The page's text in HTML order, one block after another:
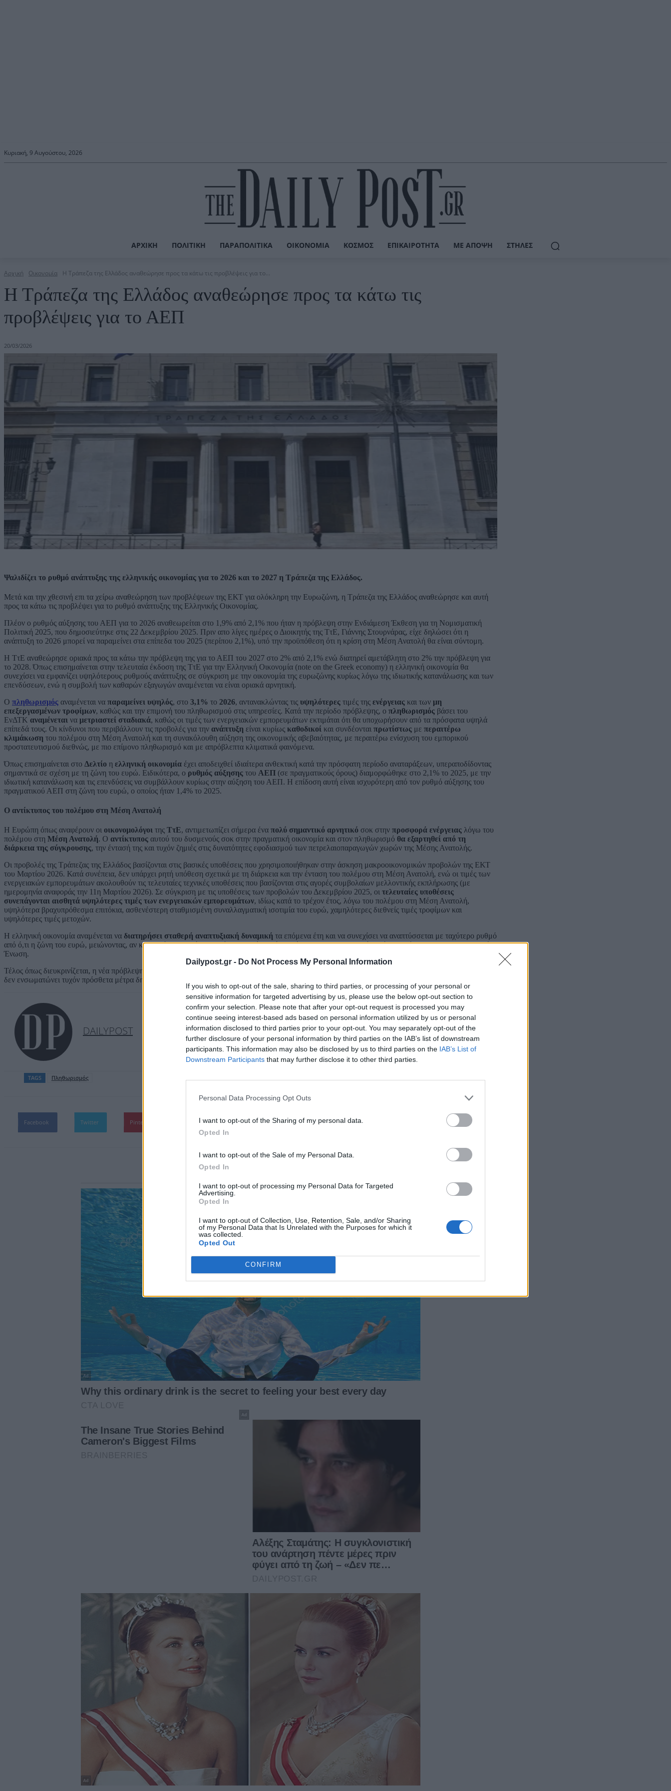
Dailypost.gr - Do Not Process My Personal Information
If you wish to opt-out of the sale, sharing to third parties, or processing of your personal or
sensitive information for targeted advertising by us, please use the below opt-out section to
confirm your selection. Please note that after your opt-out request is processed you may
continue seeing interest-based ads based on personal information utilized by us or personal
information disclosed to third parties prior to your opt-out. You may separately opt-out of the
further disclosure of your personal information by third parties on the IAB’s list of downstream
participants. This information may also be disclosed by us to third parties on the IAB’s List of
Downstream Participants that may further disclose it to other third parties.
Personal Data Processing Opt Outs
I want to opt-out of the Sharing of my personal data.
Opted In
I want to opt-out of the Sale of my Personal Data.
Opted In
I want to opt-out of processing my Personal Data for Targeted
Advertising.
Opted In
I want to opt-out of Collection, Use, Retention, Sale, and/or Sharing
of my Personal Data that Is Unrelated with the Purposes for which it
was collected.
Opted Out
CONFIRM
Κυριακή, 9 Αυγούστου, 2026
ΑΡΧΙΚΉ ΠΟΛΙΤΙΚΉ ΠΑΡΑΠΟΛΙΤΙΚΆ ΟΙΚΟΝΟΜΊΑ ΚΌΣΜΟΣ ΕΠΙΚΑΙΡΌΤΗΤΑ ΜΕ ΆΠΟΨΗ ΣΤΉΛΕΣ
Αρχική Οικονομία Η Τράπεζα της Ελλάδος αναθεώρησε προς τα κάτω τις προβλέψεις για το...
Η Τράπεζα της Ελλάδος αναθεώρησε προς τα κάτω τις
προβλέψεις για το ΑΕΠ
20/03/2026
Ψαλιδίζει το ρυθμό ανάπτυξης της ελληνικής οικονομίας για το 2026 και το 2027 η Τράπεζα της Ελλάδος.
Μετά και την χθεσινή επι τα χείρω αναθεώρηση των προβλέψεων της ΕΚΤ για ολόκληρη την Ευρωζώνη, η Τράπεζα της Ελλάδος αναθεώρησε και αυτή
προς τα κάτω τις προβλέψει για το ρυθμό ανάπτυξης της Ελληνικής Οικονομίας.
Πλέον ο ρυθμός αύξησης του ΑΕΠ για το 2026 αναθεωρείται στο 1,9% από 2,1% που ήταν η πρόβλεψη στην Ενδιάμεση Έκθεση για τη Νομισματική
Πολιτική 2025, που δημοσιεύτηκε στις 22 Δεκεμβρίου 2025. Πριν απο λίγες ημέρες ο Διοικητής της ΤτΕ, Γιάννης Στουρνάρας, είχε δηλώσει ότι η
ανάπτυξη το 2026 μπορεί να παραμείνει στα επίπεδα του 2025 (περίπου 2,1%), υπό την προϋπόθεση ότι η κρίση στη Μέση Ανατολή θα είναι σύντομη.
Η ΤτΕ αναθεώρησε οριακά προς τα κάτω την πρόβλεψη της για το ΑΕΠ του 2027 στο 2% από 2,1% ενώ διατηρεί αμετάβλητη στο 2% την πρόβλεψη για
το 2028. Όπως επισημαίνεται στην τελευταία έκδοση της ΤτΕ για την Ελληνική Οικονομία (note on the Greek economy) η ελληνική οικονομία θα
συνεχίσει να εμφανίζει υψηλότερους ρυθμούς ανάπτυξης σε σύγκριση με την οικονομία της ευρωζώνης κυρίως λόγω της ιδιωτικής κατανάλωσης και των
επενδύσεων, ενώ η συμβολή των καθαρών εξαγωγών αναμένεται να είναι οριακά αρνητική.
Ο πληθωρισμός αναμένεται να παραμείνει υψηλός, στο 3,1% το 2026, αντανακλώντας τις υψηλότερες τιμές της ενέργειας και των μη
επεξεργασμένων τροφίμων, καθώς και την επιμονή του πληθωρισμού στις υπηρεσίες. Κατά την περίοδο πρόβλεψης, ο πληθωρισμός βάσει του
ΕνΔΤΚ αναμένεται να μετριαστεί σταδιακά, καθώς οι τιμές των ενεργειακών εμπορευμάτων εκτιμάται ότι θα υποχωρήσουν από τα πρόσφατα υψηλά
επίπεδά τους. Οι κίνδυνοι που περιβάλλουν τις προβολές για την ανάπτυξη είναι κυρίως καθοδικοί και συνδέονται πρωτίστως με περαιτέρω
κλιμάκωση του πολέμου στη Μέση Ανατολή και τη συνακόλουθη αύξηση της οικονομικής αβεβαιότητας, με περαιτέρω ενίσχυση του εμπορικού
προστατευτισμού διεθνώς, με πιο επίμονο πληθωρισμό και με απρόβλεπτα κλιματικά φαινόμενα.
Όπως επισημαίνεται στο Δελτίο η ελληνική οικονομία έχει αποδειχθεί ιδιαίτερα ανθεκτική κατά την πρόσφατη περίοδο αναταράξεων, υπεραποδίδοντας
σημαντικά σε σχέση με τη ζώνη του ευρώ. Ειδικότερα, ο ρυθμός αύξησης του ΑΕΠ (σε πραγματικούς όρους) διαμορφώθηκε στο 2,1% το 2025, με την
ιδιωτική κατανάλωση και τις επενδύσεις να συμβάλλουν κυρίως στην αύξηση του ΑΕΠ. Η επίδοση αυτή είναι ισχυρότερη από τον ρυθμό αύξησης του
πραγματικού ΑΕΠ στη ζώνη του ευρώ, ο οποίος ήταν 1,4% το 2025.
Ο αντίκτυπος του πολέμου στη Μέση Ανατολή
Η Ευρώπη όπως αναφέρουν οι οικονομολόγοι της ΤτΕ, αντιμετωπίζει σήμερα ένα πολύ σημαντικό αρνητικό σοκ στην προσφορά ενέργειας λόγω του
πολέμου στη Μέση Ανατολή. Ο αντίκτυπος αυτού του δυσμενούς σοκ στην πραγματική οικονομία και στον πληθωρισμό θα εξαρτηθεί από τη
διάρκεια της σύγκρουσης, την έντασή της και τυχόν ζημιές στις δυνατότητες εφοδιασμού των πετρελαιοπαραγωγών χωρών της Μέσης Ανατολής.
Οι προβολές της Τράπεζας της Ελλάδος βασίζονται στις βασικές υποθέσεις που χρησιμοποιήθηκαν στην άσκηση μακροοικονομικών προβολών της ΕΚΤ
του Μαρτίου 2026. Κατά συνέπεια, δεν υπάρχει ρητή υπόθεση σχετικά με τη διάρκεια και την ένταση του πολέμου στη Μέση Ανατολή, ενώ οι τιμές των
ενεργειακών εμπορευμάτων ακολουθούν τις τελευταίες τεχνικές υποθέσεις που βασίζονται στις αγορές συμβολαίων μελλοντικής εκπλήρωσης (με
ημερομηνία αναφοράς την 11η Μαρτίου 2026). Σε σύγκριση με τις υποθέσεις των προβολών του Δεκεμβρίου 2025, οι τελευταίες υποθέσεις
συνεπάγονται αισθητά υψηλότερες τιμές των ενεργειακών εμπορευμάτων, ιδίως κατά το τρέχον έτος, λόγω του πολέμου στη Μέση Ανατολή,
υψηλότερα βραχυπρόθεσμα επιτόκια, ασθενέστερη σταθμισμένη συναλλαγματική ισοτιμία του ευρώ, χαμηλότερες διεθνείς τιμές τροφίμων και
υψηλότερες τιμές μετοχών.
Η ελληνική οικονομία αναμένεται να διατηρήσει σταθερή αναπτυξιακή δυναμική τα επόμενα έτη και να συνεχίσει να αναπτύσσεται με ταχύτερο ρυθμό
από ό,τι η ζώνη του ευρώ, μειώνοντας, αν και πολύ σταδιακά, την απόκλιση από το μέσο επίπεδο του πραγματικού κατά κεφαλήν ΑΕΠ στην Ευρωπαϊκή
Ένωση.
Τέλος όπως διευκρινίζεται, η νέα πρόβλεψη για τον αναθεωρημένο ρυθμό αύξησης του ΑΕΠ (ο οποίος προβλέπεται να διαμορφωθεί στο 1,9% το 2026,)
δεν ενσωματώνει τυχόν πρόσθετα μέτρα δημοσιονομικής και νομισματικής πολιτικής λόγω του πολέμου.
DAILYPOST
TAGS Πληθωρισμός
Facebook Twitter Pinterest WhatsApp